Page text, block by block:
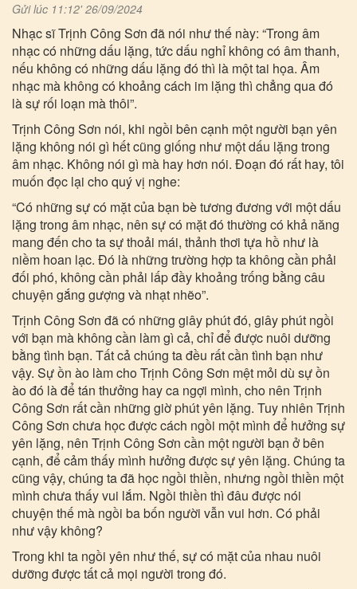
Gửi lúc 11:12' 26/09/2024
Nhạc sĩ Trịnh Công Sơn đã nói như thế này: “Trong âm
nhạc có những dấu lặng, tức dấu nghỉ không có âm thanh,
nếu không có những dấu lặng đó thì là một tai họa. Âm
nhạc mà không có khoảng cách im lặng thì chẳng qua đó
là sự rối loạn mà thôi”.
Trịnh Công Sơn nói, khi ngồi bên cạnh một người bạn yên
lặng không nói gì hết cũng giống như một dấu lặng trong
âm nhạc. Không nói gì mà hay hơn nói. Đoạn đó rất hay, tôi
muốn đọc lại cho quý vị nghe:
“Có những sự có mặt của bạn bè tương đương với một dấu
lặng trong âm nhạc, nên sự có mặt đó thường có khả năng
mang đến cho ta sự thoải mái, thảnh thơi tựa hồ như là
niềm hoan lạc. Đó là những trường hợp ta không cần phải
đối phó, không cần phải lấp đầy khoảng trống bằng câu
chuyện gắng gượng và nhạt nhẽo”.
Trịnh Công Sơn đã có những giây phút đó, giây phút ngồi
với bạn mà không cần làm gì cả, chỉ để được nuôi dưỡng
bằng tình bạn. Tất cả chúng ta đều rất cần tình bạn như
vậy. Sự ồn ào làm cho Trịnh Công Sơn mệt mỏi dù sự ồn
ào đó là để tán thưởng hay ca ngợi mình, cho nên Trịnh
Công Sơn rất cần những giờ phút yên lặng. Tuy nhiên Trịnh
Công Sơn chưa học được cách ngồi một mình để hưởng sự
yên lặng, nên Trịnh Công Sơn cần một người bạn ở bên
cạnh, để cảm thấy mình hưởng được sự yên lặng. Chúng ta
cũng vậy, chúng ta đã học ngồi thiền, nhưng ngồi thiền một
mình chưa thấy vui lắm. Ngồi thiền thì đâu được nói
chuyện thế mà ngồi ba bốn người vẫn vui hơn. Có phải
như vậy không?
Trong khi ta ngồi yên như thế, sự có mặt của nhau nuôi
dưỡng được tất cả mọi người trong đó.